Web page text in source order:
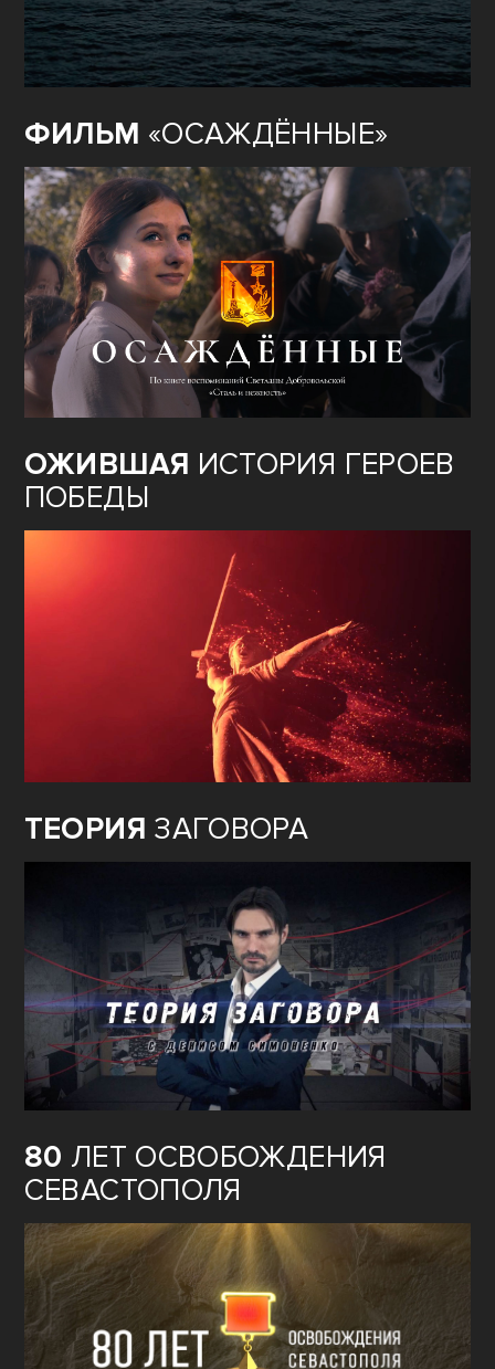
ФИЛЬМ «ОСАЖДЁННЫЕ»
ОЖИВШАЯ ИСТОРИЯ ГЕРОЕВ
ПОБЕДЫ
ТЕОРИЯ ЗАГОВОРА
80 ЛЕТ ОСВОБОЖДЕНИЯ
СЕВАСТОПОЛЯ